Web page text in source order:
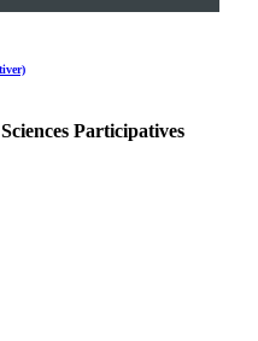
Participatives